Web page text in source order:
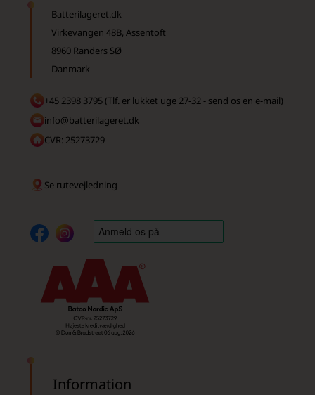
Batterilageret.dk
Virkevangen 48B, Assentoft
8960 Randers SØ
Danmark
+45 2398 3795 (Tlf. er lukket uge 27-32 - send os en e-mail)
info@batterilageret.dk
CVR: 25273729
Se rutevejledning
Information